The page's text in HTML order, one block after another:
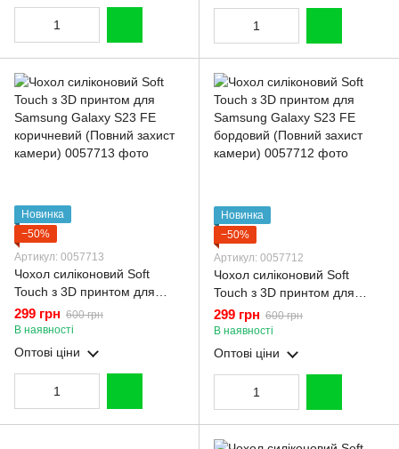
Новинка
−50%
Артикул: 0057713
Чохол силіконовий Soft
Touch з 3D принтом для
Samsung Galaxy S23 FE
коричневий (Повний захист
камери)
299 грн 600 грн
В наявності
Оптові ціни
Новинка
−50%
Артикул: 0057712
Чохол силіконовий Soft
Touch з 3D принтом для
Samsung Galaxy S23 FE
бордовий (Повний захист
камери)
299 грн 600 грн
В наявності
Оптові ціни